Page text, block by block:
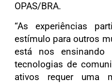
OPAS/BRA.
“As experiências
estímulo para outros
está nos
tecnologias de
ativos requer uma